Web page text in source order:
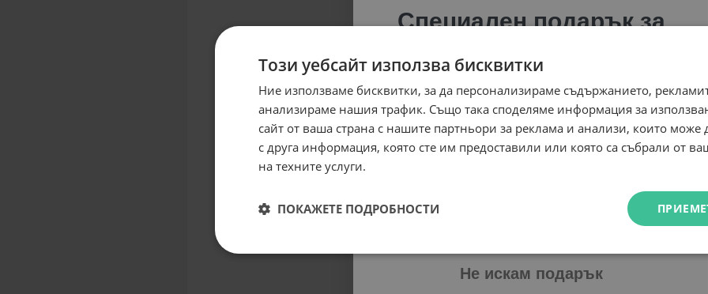
Този уебсайт използва бисквитки
Ние използваме бисквитки, за да персонализираме съдържанието,
анализираме нашия трафик. Също така споделяме информация за
сайт от ваша страна с нашите партньори за реклама и анализи, които може
с друга информация, която сте им предоставили или която са събрали от
на техните услуги.
ПОКАЖЕТЕ ПОДРОБНОСТИ
Специален подарък за
специални предложения само за теб като
въведеш само email адрес и получи отстъпка от
първата ти поръчка.
Email
Не искам подарък